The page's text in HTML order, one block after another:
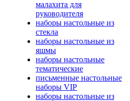
малахита для
руководителя
наборы настольные из
стекла
наборы настольные из
яшмы
наборы настольные
тематические
письменные настольные
наборы VIP
наборы настольные из